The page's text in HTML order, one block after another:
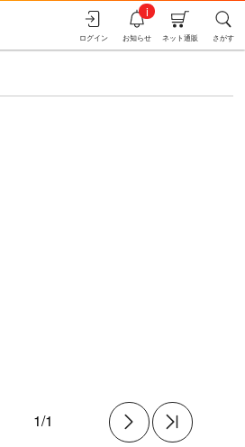
さがす
ネット通販
お知らせ
i
ログイン
1/1